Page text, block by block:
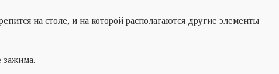
на столе, и на которой располагаются другие элементы
зажима.